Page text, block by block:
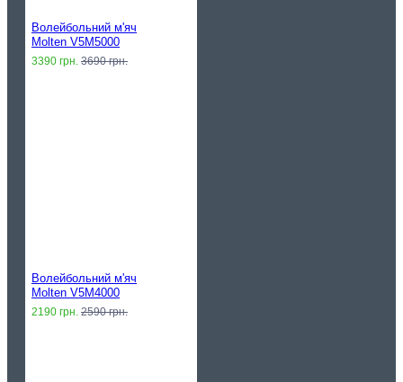
Волейбольний м'яч
Molten V5M5000
3390 грн. 3690 грн.
Волейбольний м'яч
Molten V5M4000
2190 грн. 2590 грн.